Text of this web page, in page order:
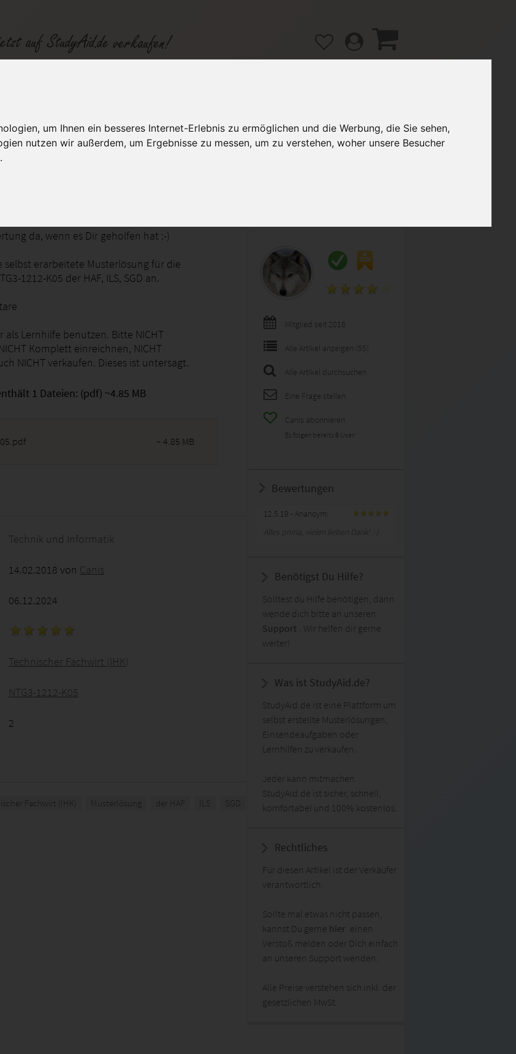
um Ihnen ein besseres Internet-Erlebnis zu ermöglichen und die Werbung, die Sie sehen,
nutzen wir außerdem, um Ergebnisse zu messen, um zu verstehen, woher unsere Besucher
Kategorien Studiengänge / Lehrgänge Hilfe / FAQ
da, wenn es Dir geholfen hat :-)
selbst erarbeitete Musterlösung für die
1212-K05 der HAF, ILS, SGD an.
als Lernhilfe benutzen. Bitte NICHT
Komplett einreichnen, NICHT
NICHT verkaufen. Dieses ist untersagt.
1 Dateien: (pdf) ~4.85 MB
~ 4.85 MB
Technik und Informatik
14.02.2018 von Canis
06.12.2024
Technischer Fachwirt (IHK)
NTG3-1212-K05
2
Fachwirt (IHK) Musterlösung der HAF ILS
SGD
Mitglied seit 2018
Alle Artikel anzeigen (55)
Alle Artikel durchsuchen
Eine Frage stellen
Canis abonnieren
Es folgen bereits 6 User!
Bewertungen
12.5.19 - Ananoym:
Alles prima, vielen lieben Dank! :-)
Benötigst Du Hilfe?
Solltest du Hilfe benötigen, dann
wende dich bitte an unseren
Support . Wir helfen dir gerne
weiter!
Was ist StudyAid.de?
StudyAid.de ist eine Plattform um
selbst erstellte Musterlösungen,
Einsendeaufgaben oder
Lernhilfen zu verkaufen.
Jeder kann mitmachen.
StudyAid.de ist sicher, schnell,
komfortabel und 100% kostenlos.
Rechtliches
Für diesen Artikel ist der Verkäufer
verantwortlich.
Sollte mal etwas nicht passen,
kannst Du gerne hier einen
Verstoß melden oder Dich einfach
an unseren Support wenden.
Alle Preise verstehen sich inkl. der
gesetzlichen MwSt.